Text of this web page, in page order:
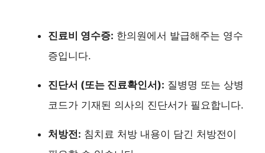
진료비 영수증: 한의원에서 발급해주는 영수
증입니다.
진단서 (또는 진료확인서): 질병명 또는 상병
코드가 기재된 의사의 진단서가 필요합니다.
처방전: 침치료 처방 내용이 담긴 처방전이